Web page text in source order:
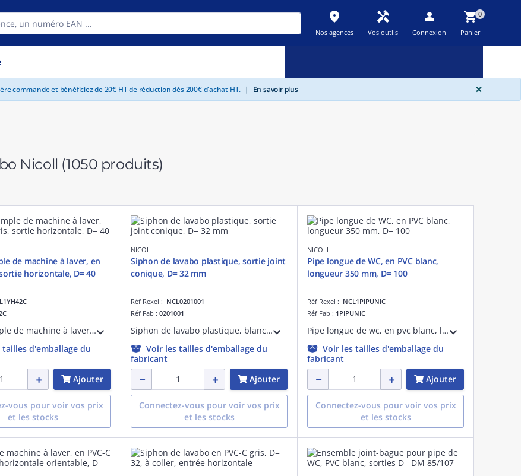
place
Nos agences
handyman
Vos outils
person
Connexion
shopping_cart0
Panier
commande et bénéficiez de 20€ HT de réduction dès 200€ d'achat HT. | En savoir plus ×
Nicoll (1050 produits)
de machine à laver, en
horizontale, D= 40
Siphon simple de machine à laver, en pvc-c gris, sortie horizontale, d= 40 mm, classement m1
tailles d'emballage du
Ajouter
vous pour voir vos prix
et les stocks
NICOLL
Siphon de lavabo plastique, sortie joint
conique, D= 32 mm
Réf Rexel : NCL0201001
Réf Fab : 0201001
Siphon de lavabo plastique, blanc, sortie joint conique, d= 32 mm, réglable en hauteur 132-172 mm, garde d'eau 50 mm, marquage nf composants sanitaires
Voir les tailles d'emballage du
fabricant
Ajouter
Connectez-vous pour voir vos prix
et les stocks
NICOLL
Pipe longue de WC, en PVC blanc,
longueur 350 mm, D= 100
Réf Rexel : NCL1PIPUNIC
Réf Fab : 1PIPUNIC
Pipe longue de wc, en pvc blanc, longueur 350 mm, d= 100 mm, d= dm mini 85 mm, d= dm maxi 107 mm, marquage nf, bon comportement au feu conformément à l'article co31
Voir les tailles d'emballage du
fabricant
Ajouter
Connectez-vous pour voir vos prix
et les stocks